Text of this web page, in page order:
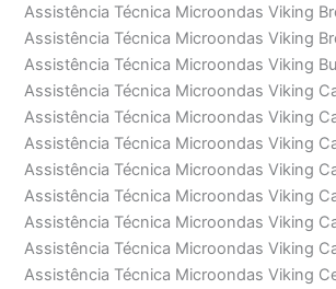
Assistência Técnica Microondas Viking
Assistência Técnica Microondas Viking
Assistência Técnica Microondas Viking
Assistência Técnica Microondas Viking
Assistência Técnica Microondas Viking
Assistência Técnica Microondas Viking
Assistência Técnica Microondas Viking
Assistência Técnica Microondas Viking
Assistência Técnica Microondas Viking
Assistência Técnica Microondas Viking
Assistência Técnica Microondas Viking